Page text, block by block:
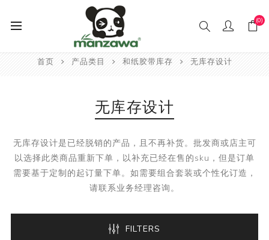
(0)
首页 产品类目 和纸胶带库存 无库存设计
无库存设计
无库存设计是已经脱销的产品，且不再补货。批发商或店主可
以选择此类商品重新下单，以补充已经在售的sku，但是订单
需要基于定制的起订量下单。如需要组合套装或个性化订造，
请联系业务经理咨询。
FILTERS